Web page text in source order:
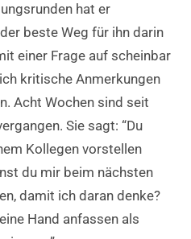
hat er
beste Weg für ihn darin
einer Frage auf scheinbar
kritische Anmerkungen
Acht Wochen sind seit
Sie sagt: “Du
Kollegen vorstellen
du mir beim nächsten
damit ich daran denke?
Hand anfassen als